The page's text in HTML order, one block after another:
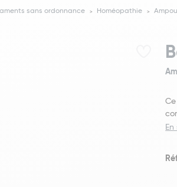
sans ordonnance Homéopathie